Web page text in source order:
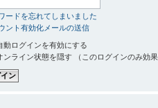
ードを忘れてしまいました
ント有効化メールの送信
動ログインを有効にする
ンライン状態を隠す （このログインのみ効